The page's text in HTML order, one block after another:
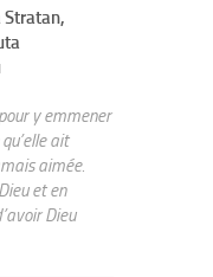
Stratan,
y emmener
ait
aimée.
et en
Dieu